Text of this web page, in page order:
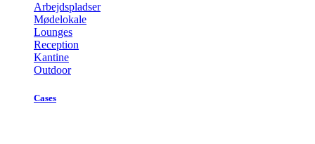
Arbejdspladser
Mødelokale
Lounges
Reception
Kantine
Outdoor
Cases